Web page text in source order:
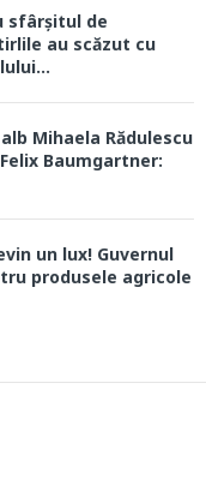
sfârșitul de
au scăzut cu
Mihaela Rădulescu
Baumgartner:
un lux! Guvernul
produsele agricole